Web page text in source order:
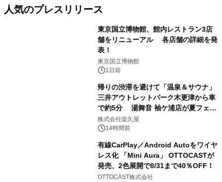
人気のプレスリリース
東京国立博物館、館内レストラン3店
舗をリニューアル 各店舗の詳細を発
表！
東京国立博物館
1日前
帰りの渋滞を避けて「温泉＆サウナ」
三井アウトレットパーク木更津から車
で約5分 湯舞音 袖ケ浦店が夏フェア
メニューを提供
株式会社楽久屋
14時間前
有線CarPlay／Android Autoをワイヤ
レス化 「Mini Aura」 OTTOCASTが
発売、2色展開で8/31まで40％OFF！
OTTOCAST株式会社